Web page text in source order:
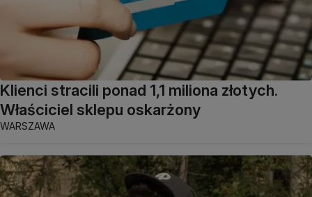
Klienci stracili ponad 1,1 miliona złotych.
Właściciel sklepu oskarżony
WARSZAWA